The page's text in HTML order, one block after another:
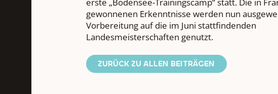
gewonnenen Erkenntnisse werden nun
Vorbereitung auf die im Juni stattfindenden
Landesmeisterschaften genutzt.
ZURÜCK ZU ALLEN BEITRÄGEN